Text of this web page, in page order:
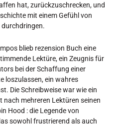
hat, zurückzuschrecken, und
mit einem Gefühl von
blieb rezension Buch eine
Lektüre, ein Zeugnis für
bei der Schaffung einer
loszulassen, ein wahres
Die Schreibweise war wie ein
mehreren Lektüren seinen
Hood : die Legende von
sowohl frustrierend als auch